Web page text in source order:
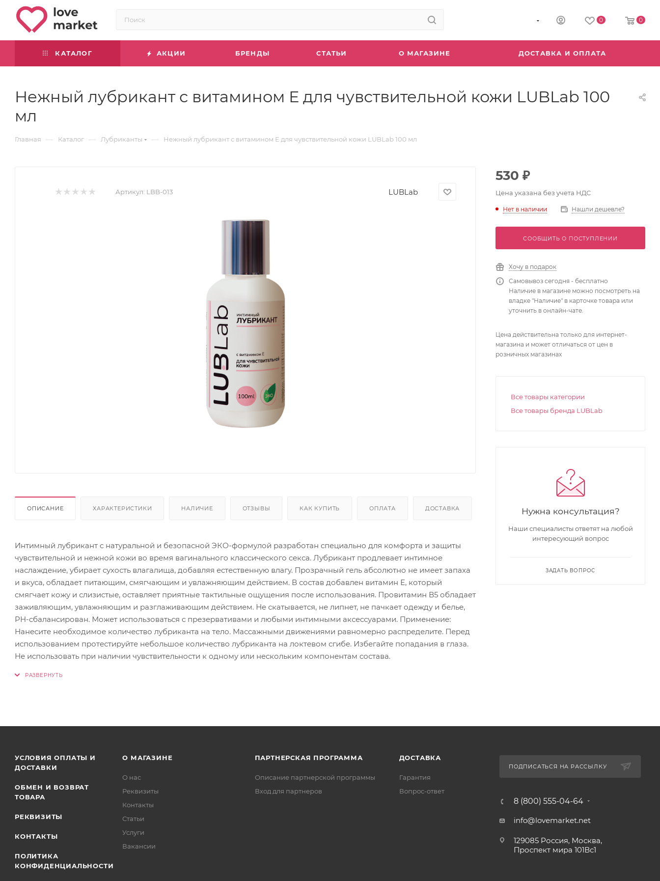
0 0
КАТАЛОГ АКЦИИ БРЕНДЫ СТАТЬИ О МАГАЗИНЕ ДОСТАВКА И ОПЛАТА
Нежный лубрикант с витамином Е для чувствительной кожи LUBLab 100
мл
Главная — Каталог — Лубриканты — Нежный лубрикант с витамином Е для чувствительной кожи LUBLab 100 мл
Артикул: LBB-013 LUBLab
ОПИСАНИЕ ХАРАКТЕРИСТИКИ НАЛИЧИЕ ОТЗЫВЫ КАК КУПИТЬ ОПЛАТА ДОСТАВКА
Интимный лубрикант с натуральной и безопасной ЭКО-формулой разработан специально для комфорта и защиты
чувствительной и нежной кожи во время вагинального классического секса. Лубрикант продлевает интимное
наслаждение, убирает сухость влагалища, добавляя естественную влагу. Прозрачный гель абсолютно не имеет запаха
и вкуса, обладает питающим, смягчающим и увлажняющим действием. В состав добавлен витамин Е, который
смягчает кожу и слизистые, оставляет приятные тактильные ощущения после использования. Провитамин В5 обладает
заживляющим, увлажняющим и разглаживающим действием. Не скатывается, не липнет, не пачкает одежду и белье,
PH-сбалансирован. Может использоваться с презервативами и любыми интимными аксессуарами. Применение:
Нанесите необходимое количество лубриканта на тело. Массажными движениями равномерно распределите. Перед
использованием протестируйте небольшое количество лубриканта на локтевом сгибе. Избегайте попадания в глаза.
Не использовать при наличии чувствительности к одному или нескольким компонентам состава.
530 ₽
Цена указана без учета НДС
Нет в наличии Нашли дешевле?
СООБЩИТЬ О ПОСТУПЛЕНИИ
Хочу в подарок
Самовывоз сегодня - бесплатно
Наличие в магазине можно посмотреть на
владке "Наличие" в карточке товара или
уточнить в онлайн-чате.
Цена действительна только для интернет-
магазина и может отличаться от цен в
розничных магазинах
Все товары категории
Все товары бренда LUBLab
Нужна консультация?
Наши специалисты ответят на любой
интересующий вопрос
ЗАДАТЬ ВОПРОС
УСЛОВИЯ ОПЛАТЫ И
ДОСТАВКИ
ОБМЕН И ВОЗВРАТ
ТОВАРА
РЕКВИЗИТЫ
КОНТАКТЫ
ПОЛИТИКА
КОНФИДЕНЦИАЛЬНОСТИ
О МАГАЗИНЕ
О нас
Реквизиты
Контакты
Статьи
Услуги
Вакансии
ПАРТНЕРСКАЯ ПРОГРАММА
Описание партнерской программы
Вход для партнеров
ДОСТАВКА
Гарантия
Вопрос-ответ
ПОДПИСАТЬСЯ НА РАССЫЛКУ
8 (800) 555-04-64
info@lovemarket.net
129085 Россия, Москва,
Проспект мира 101Вс1